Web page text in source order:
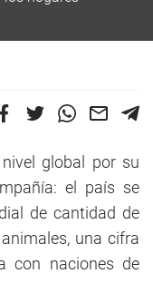
global por su
el país se
de cantidad de
una cifra
con naciones de